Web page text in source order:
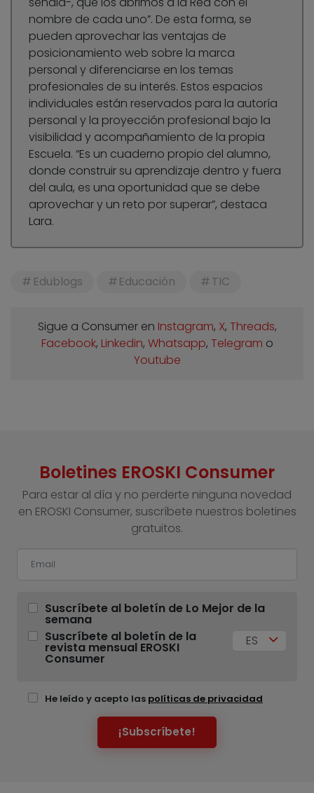
nombre de cada uno”. De esta forma, se
pueden aprovechar las ventajas de
posicionamiento web sobre la marca
personal y diferenciarse en los temas
profesionales de su interés. Estos espacios
individuales están reservados para la autoría
personal y la proyección profesional bajo la
visibilidad y acompañamiento de la propia
Escuela. “Es un cuaderno propio del alumno,
donde construir su aprendizaje dentro y fuera
del aula, es una oportunidad que se debe
aprovechar y un reto por superar”, destaca
Lara.
Edublogs Educación TIC
Sigue a Consumer en Instagram, X, Threads,
Facebook, Linkedin, Whatsapp, Telegram o
Youtube
Boletines EROSKI Consumer
Para estar al día y no perderte ninguna novedad
en EROSKI Consumer, suscríbete nuestros boletines
gratuitos.
Suscríbete al boletín de Lo Mejor de la
semana
Suscríbete al boletín de la
revista mensual EROSKI
Consumer
ES
He leído y acepto las políticas de privacidad
¡Subscríbete!